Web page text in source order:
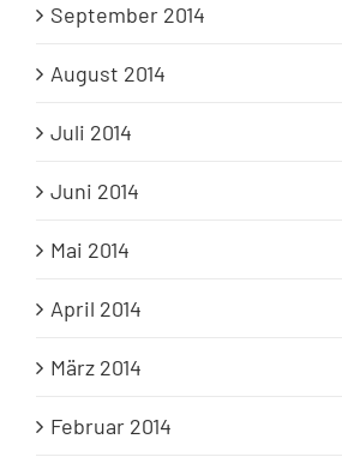
September 2014
August 2014
Juli 2014
Juni 2014
Mai 2014
April 2014
März 2014
Februar 2014